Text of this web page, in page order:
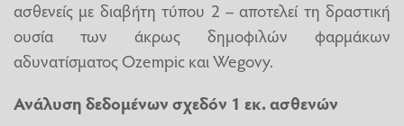
ασθενείς με διαβήτη τύπου 2 – αποτελεί τη δραστική
ουσία των άκρως δημοφιλών φαρμάκων
αδυνατίσματος Ozempic και Wegovy.
Ανάλυση δεδομένων σχεδόν 1 εκ. ασθενών